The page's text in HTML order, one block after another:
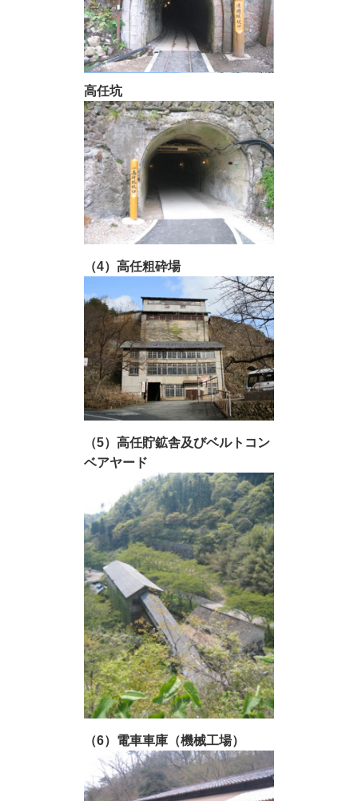
高任坑
（4）高任粗砕場
（5）高任貯鉱舎及びベルトコン
ベアヤード
（6）電車車庫（機械工場）